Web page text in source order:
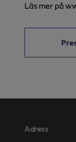
Läs mer på
Adress